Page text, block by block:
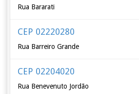
Rua Bararati
CEP 02220280
Rua Barreiro Grande
CEP 02204020
Rua Benevenuto Jordão